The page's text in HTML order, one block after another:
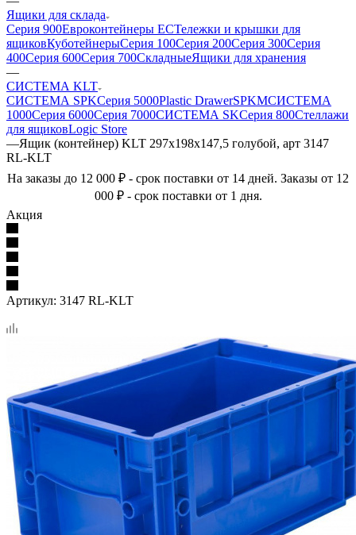
Ящики для склада
Серия 900Евроконтейнеры ЕСТележки и крышки для
ящиковКуботейнерыСерия 100Серия 200Серия 300Серия
400Серия 600Серия 700СкладныеЯщики для хранения
—
СИСТЕМА KLT
СИСТЕМА SPKСерия 5000Plastic DrawerSPKMСИСТЕМА
1000Серия 6000Серия 7000СИСТЕМА SKСерия 800Стеллажи
для ящиковLogic Store
—Ящик (контейнер) KLT 297х198х147,5 голубой, арт 3147
RL-KLT
На заказы до 12 000 ₽ - срок поставки от 14 дней. Заказы от 12
000 ₽ - срок поставки от 1 дня.
Акция
Артикул: 3147 RL-KLT